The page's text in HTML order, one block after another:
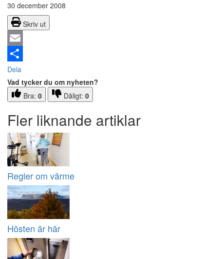
30 december 2008
Skriv ut
Email
Dela
Vad tycker du om nyheten?
Bra: 0 Dåligt: 0
Fler liknande artiklar
Regler om värme
Hösten är här